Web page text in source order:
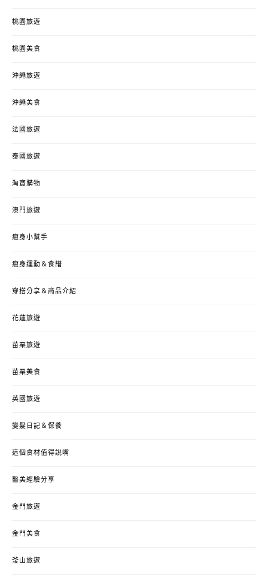
桃園旅遊
桃園美食
沖繩旅遊
沖繩美食
法國旅遊
泰國旅遊
淘寶購物
澳門旅遊
瘦身小幫手
瘦身運動＆食譜
穿搭分享＆商品介紹
花蓮旅遊
苗栗旅遊
苗栗美食
英國旅遊
變髮日記＆保養
這個食材值得說嘴
醫美經驗分享
金門旅遊
金門美食
釜山旅遊